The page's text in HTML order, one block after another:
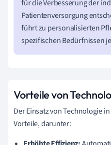
für die Verbesserung der
Patientenversorgung
führt zu personalisierten
spezifischen Bedürfnissen
Vorteile von
Der Einsatz von Technologie
Vorteile, darunter: